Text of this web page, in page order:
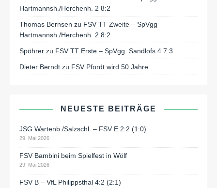
Hartmannsh./Herchenh. 2 8:2
Thomas Bernsen zu FSV TT Zweite – SpVgg
Hartmannsh./Herchenh. 2 8:2
Spöhrer zu FSV TT Erste – SpVgg. Sandlofs 4 7:3
Dieter Berndt zu FSV Pfordt wird 50 Jahre
NEUESTE BEITRÄGE
JSG Wartenb./Salzschl. – FSV E 2:2 (1:0)
29. Mai 2026
FSV Bambini beim Spielfest in Wölf
29. Mai 2026
FSV B – VfL Philippsthal 4:2 (2:1)